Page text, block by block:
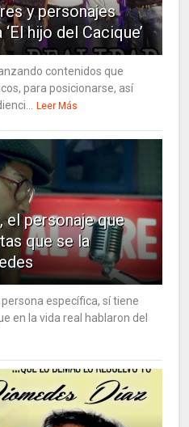
y personajes
hijo del Cacique’
contenidos que
para posicionarse, así
Leer Más
el personaje que
que se la
específica, sí tiene
en la vida real hablaron del